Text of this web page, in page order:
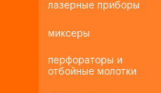
лазерные приборы
миксеры
перфораторы и
отбойные молотки